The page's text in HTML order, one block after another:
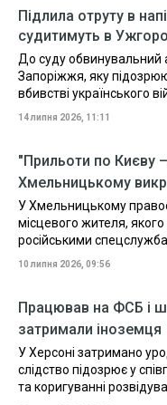
Підлила отруту в
судитимуть в
До суду обвинувальний
Запоріжжя, яку
вбивстві українського
14 липня 2026, 11:11
"Прильоти по Києву
Хмельницькому
У Хмельницькому
місцевого жителя,
російськими
10 липня 2026, 09:56
Працював на ФСБ і
затримали іноземця
У Херсоні затримано
слідство підозрює у
та коригуванні